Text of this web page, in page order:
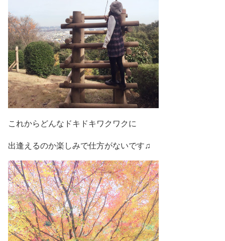
これからどんなドキドキワクワクに
出逢えるのか楽しみで仕方がないです♫